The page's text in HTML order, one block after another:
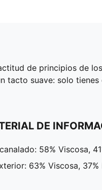
de principios de
tacto suave: solo
DE
58% Viscosa,
63% Viscosa, 37%